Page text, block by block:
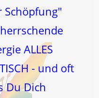
Schöpfung"
ALLES
- und oft
Du Dich